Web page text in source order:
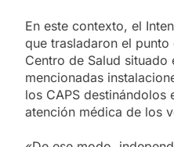
En este contexto, el
que trasladaron el
Centro de Salud situado
mencionadas
los CAPS destinándolos
atención médica de los